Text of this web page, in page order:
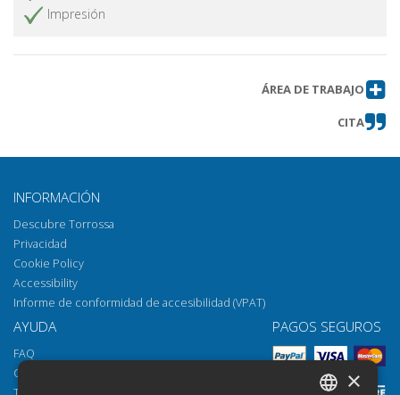
Impresión
ÁREA DE TRABAJO
CITA
INFORMACIÓN
Descubre Torrossa
Privacidad
Cookie Policy
Accessibility
Informe de conformidad de accesibilidad (VPAT)
AYUDA
FAQ
Cómo abrir los archivos
PAGOS SEGUROS
×